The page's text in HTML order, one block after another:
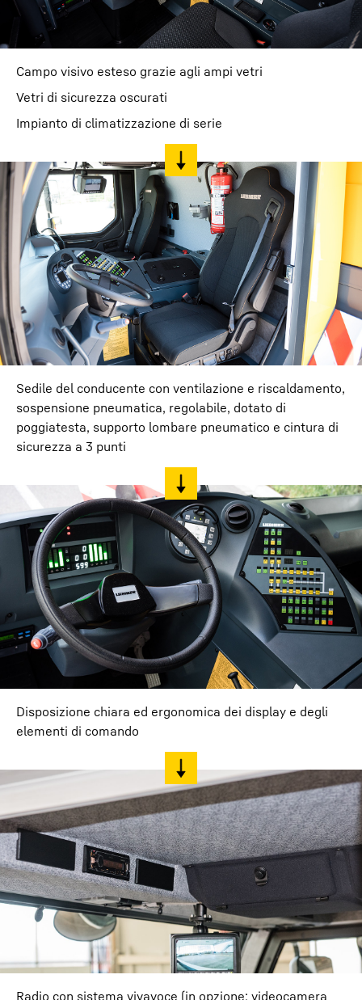
Campo visivo esteso grazie agli ampi vetri
Vetri di sicurezza oscurati
Impianto di climatizzazione di serie
Sedile del conducente con ventilazione e riscaldamento,
sospensione pneumatica, regolabile, dotato di
poggiatesta, supporto lombare pneumatico e cintura di
sicurezza a 3 punti
Disposizione chiara ed ergonomica dei display e degli
elementi di comando
Radio con sistema vivavoce (in opzione: videocamera